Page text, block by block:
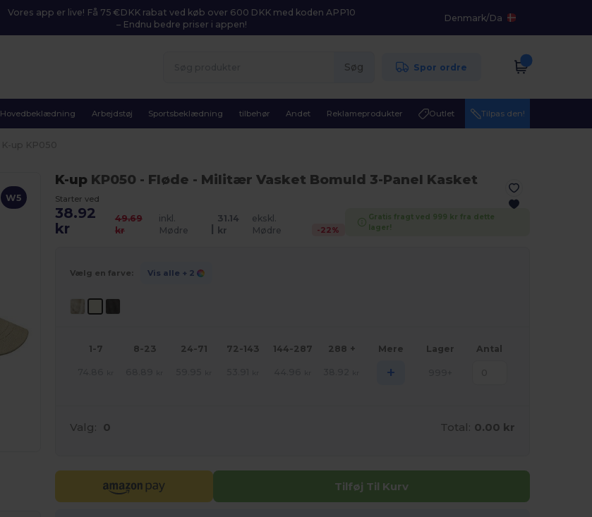
Vores app er live! Få 75 €DKK rabat ved køb over 600 DKK med koden APP10
– Endnu bedre priser i appen!
Denmark/Da
Søg Spor ordre
Hovedbeklædning Arbejdstøj Sportsbeklædning tilbehør Andet Reklameprodukter Outlet Tilpas den!
W5
K-upKP050 - Fløde - Militær Vasket Bomuld 3-Panel Kasket
Starter ved
38.92
kr
49.69
kr
inkl.
Mødre
|
31.14
kr
ekskl.
Mødre
-22%
Gratis fragt ved 999 kr fra dette
lager!
Vælg en farve: Vis alle + 2
1-7 8-23 24-71 72-143 144-287 288 + Mere Lager Antal
+
Valg: 0 Total: 0.00 kr
Tilføj Til Kurv